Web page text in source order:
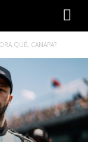
QUÉ, CANAPA?